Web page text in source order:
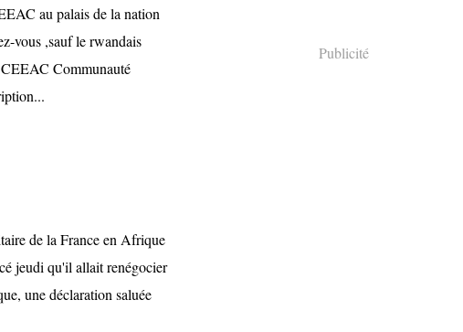
au palais de la nation
vous ,sauf le rwandais
Communauté
de la France en Afrique
jeudi qu'il allait renégocier
une déclaration saluée
Publicité